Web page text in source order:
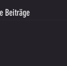
Beiträge